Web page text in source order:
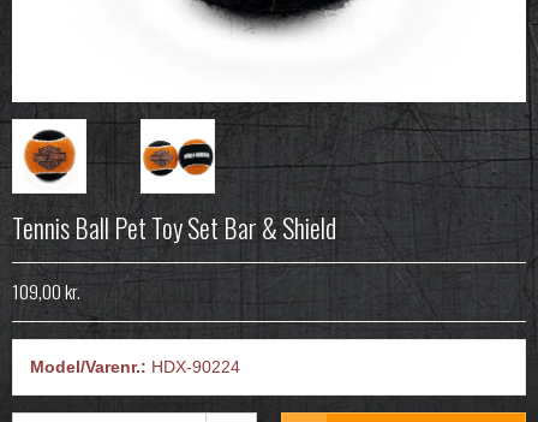
Tennis Ball Pet Toy Set Bar & Shield
109,00 kr.
Model/Varenr.: HDX-90224